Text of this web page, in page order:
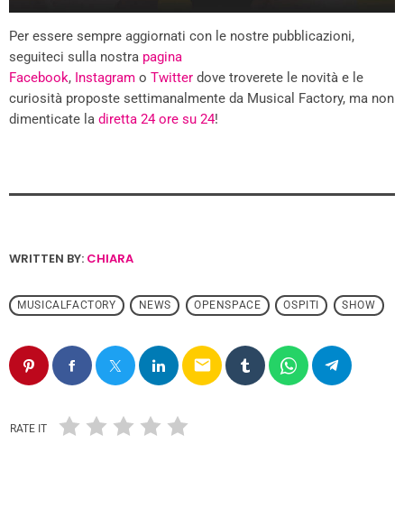
Per essere sempre aggiornati con le nostre pubblicazioni,
seguiteci sulla nostra pagina
Facebook, Instagram o Twitter dove troverete le novità e le
curiosità proposte settimanalmente da Musical Factory, ma non
dimenticate la diretta 24 ore su 24!
WRITTEN BY: CHIARA
MUSICALFACTORY NEWS OPENSPACE OSPITI SHOW
email
RATE IT